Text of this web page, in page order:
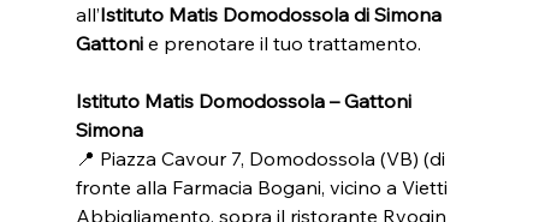
all’Istituto Matis Domodossola di Simona
Gattoni e prenotare il tuo trattamento.
Istituto Matis Domodossola – Gattoni
Simona
📍 Piazza Cavour 7, Domodossola (VB) (di
fronte alla Farmacia Bogani, vicino a Vietti
Abbigliamento, sopra il ristorante Ryogin